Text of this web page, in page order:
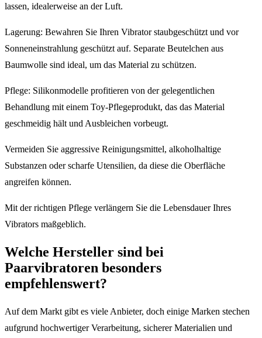
lassen, idealerweise an der Luft.
Lagerung: Bewahren Sie Ihren Vibrator staubgeschützt und vor
Sonneneinstrahlung geschützt auf. Separate Beutelchen aus
Baumwolle sind ideal, um das Material zu schützen.
Pflege: Silikonmodelle profitieren von der gelegentlichen
Behandlung mit einem Toy-Pflegeprodukt, das das Material
geschmeidig hält und Ausbleichen vorbeugt.
Vermeiden Sie aggressive Reinigungsmittel, alkoholhaltige
Substanzen oder scharfe Utensilien, da diese die Oberfläche
angreifen können.
Mit der richtigen Pflege verlängern Sie die Lebensdauer Ihres
Vibrators maßgeblich.
Welche Hersteller sind bei
Paarvibratoren besonders
empfehlenswert?
Auf dem Markt gibt es viele Anbieter, doch einige Marken stechen
aufgrund hochwertiger Verarbeitung, sicherer Materialien und